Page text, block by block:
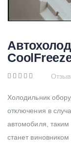
Холодильник
отключения в
автомобиля,
станет